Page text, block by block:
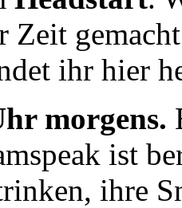
Zeit
ihr hier
morgens.
ist
ihre